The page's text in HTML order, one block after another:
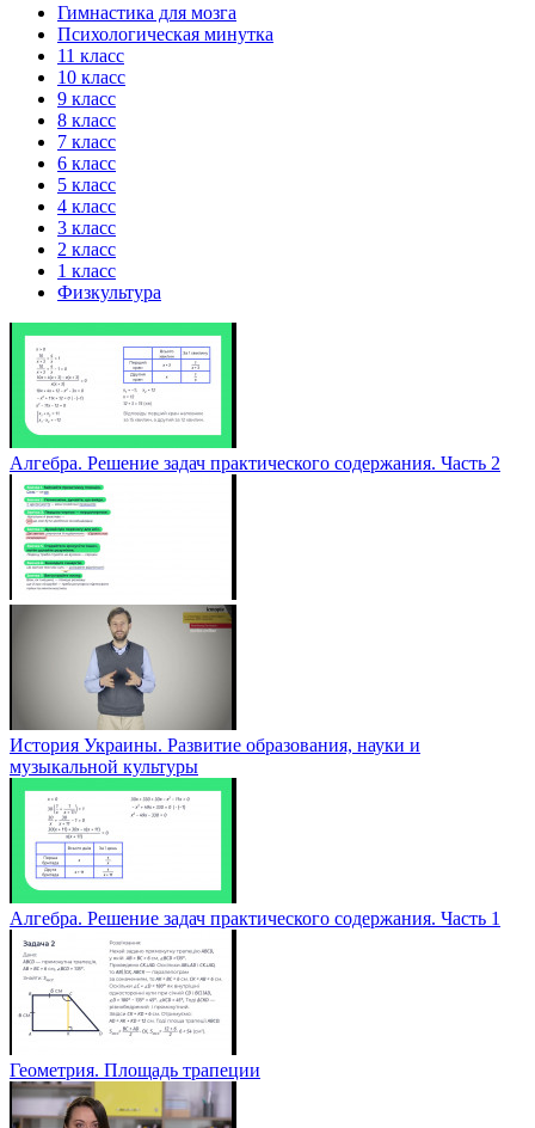
Гимнастика для мозга
Психологическая минутка
11 класс
10 класс
9 класс
8 класс
7 класс
6 класс
5 класс
4 класс
3 класс
2 класс
1 класс
Физкультура
Алгебра. Решение задач практического содержания. Часть 2
История Украины. Развитие образования, науки и
музыкальной культуры
Алгебра. Решение задач практического содержания. Часть 1
Геометрия. Площадь трапеции